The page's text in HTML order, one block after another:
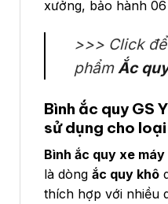
xưởng, bảo hành
>>> Click
phẩmẮc
Bình ắc quy GS
sử dụng cho
Bình ắc quy xe máy
là dòng ắc quy khô
thích hợp với nhiều